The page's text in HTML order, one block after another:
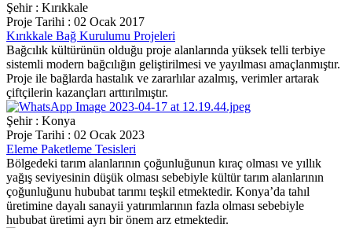
Şehir : Kırıkkale
Proje Tarihi : 02 Ocak 2017
Kırıkkale Bağ Kurulumu Projeleri
Bağcılık kültürünün olduğu proje alanlarında yüksek telli terbiye
sistemli modern bağcılığın geliştirilmesi ve yayılması amaçlanmıştır.
Proje ile bağlarda hastalık ve zararlılar azalmış, verimler artarak
çiftçilerin kazançları arttırılmıştır.
Şehir : Konya
Proje Tarihi : 02 Ocak 2023
Eleme Paketleme Tesisleri
Bölgedeki tarım alanlarının çoğunluğunun kıraç olması ve yıllık
yağış seviyesinin düşük olması sebebiyle kültür tarım alanlarının
çoğunluğunu hububat tarımı teşkil etmektedir. Konya’da tahıl
üretimine dayalı sanayii yatırımlarının fazla olması sebebiyle
hububat üretimi ayrı bir önem arz etmektedir.